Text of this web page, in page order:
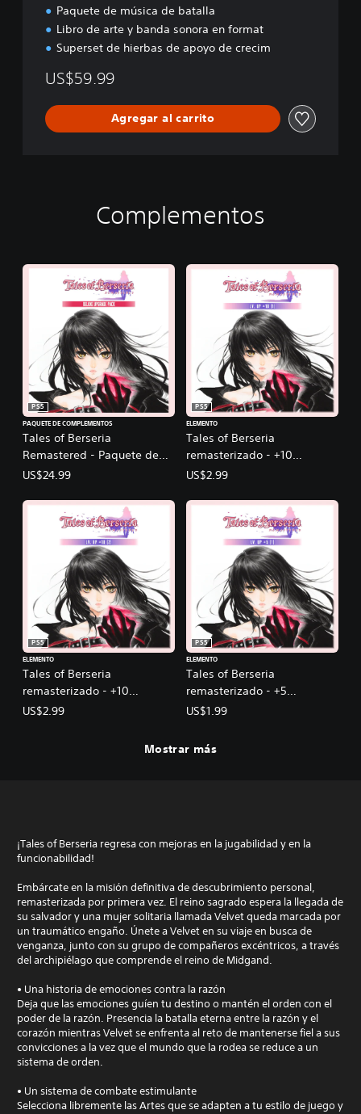
Paquete de música de batalla
Libro de arte y banda sonora en format
Superset de hierbas de apoyo de crecim
US$59.99
Agregar al carrito
Complementos
Tales of Berseria
Remastered - Paquete de
mejora Deluxe
PS5
PAQUETE DE COMPLEMENTOS
US$24.99
Tales of Berseria
remasterizado - +10
aumentos de nivel (1)
PS5
ELEMENTO
US$2.99
Tales of Berseria
remasterizado - +10
aumentos de nivel (2)
PS5
ELEMENTO
US$2.99
Tales of Berseria
remasterizado - +5
aumentos de nivel (1)
PS5
ELEMENTO
US$1.99
Mostrar más
¡Tales of Berseria regresa con mejoras en la jugabilidad y en la
funcionabilidad!
Embárcate en la misión definitiva de descubrimiento personal,
remasterizada por primera vez. El reino sagrado espera la llegada de
su salvador y una mujer solitaria llamada Velvet queda marcada por
un traumático engaño. Únete a Velvet en su viaje en busca de
venganza, junto con su grupo de compañeros excéntricos, a través
del archipiélago que comprende el reino de Midgand.
• Una historia de emociones contra la razón
Deja que las emociones guíen tu destino o mantén el orden con el
poder de la razón. Presencia la batalla eterna entre la razón y el
corazón mientras Velvet se enfrenta al reto de mantenerse fiel a sus
convicciones a la vez que el mundo que la rodea se reduce a un
sistema de orden.
• Un sistema de combate estimulante
Selecciona libremente las Artes que se adapten a tu estilo de juego y